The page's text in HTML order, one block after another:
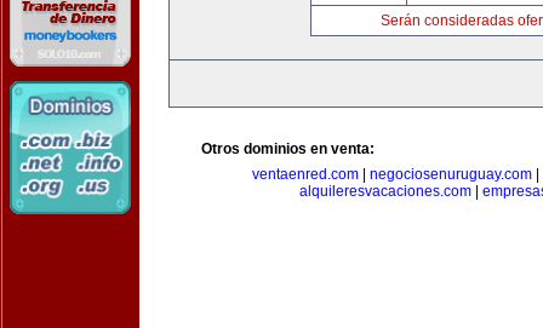
Serán consideradas
Otros dominios en venta:
ventaenred.com
negociosenuruguay.com
alquileresvacaciones.com|